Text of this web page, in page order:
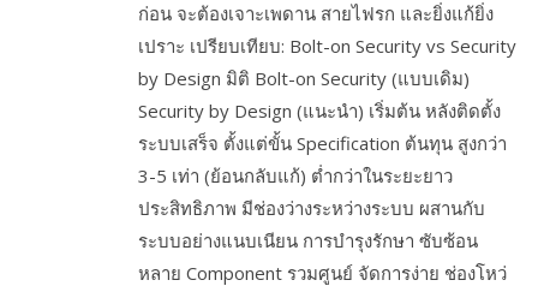
ก่อน จะต้องเจาะเพดาน สายไฟรก และยิ่งแก้ยิ่ง
เปราะ เปรียบเทียบ: Bolt-on Security vs Security
by Design มิติ Bolt-on Security (แบบเดิม)
Security by Design (แนะนำ) เริ่มต้น หลังติดตั้ง
ระบบเสร็จ ตั้งแต่ขั้น Specification ต้นทุน สูงกว่า
3-5 เท่า (ย้อนกลับแก้) ต่ำกว่าในระยะยาว
ประสิทธิภาพ มีช่องว่างระหว่างระบบ ผสานกับ
ระบบอย่างแนบเนียน การบำรุงรักษา ซับซ้อน
หลาย Component รวมศูนย์ จัดการง่าย ช่องโหว่